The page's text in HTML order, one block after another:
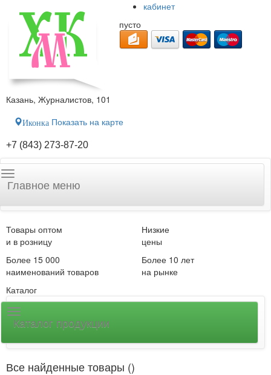
кабинет
пусто
Казань, Журналистов, 101
Иконка Показать на карте
+7 (843) 273-87-20
Главное меню
Товары оптом
и в розницу
Низкие
цены
Более 15 000
наименований товаров
Более 10 лет
на рынке
Каталог
Каталог продукции
Все найденные товары ()